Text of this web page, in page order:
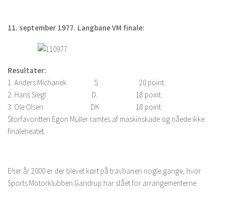
11. september 1977. Langbane VM finale:
Resultater:
1. Anders Michanek S 20 point.
2. Hans Siegl D. 18 point.
3. Ole Olsen DK 18 point.
Storfavoritten Egon Müller ramtes af maskinskade og nåede ikke
finaleheatet.
Efter år 2000 er der blevet kørt på travbanen nogle gange, hvor
Sports Motorklubben Gandrup har stået for arrangementerne